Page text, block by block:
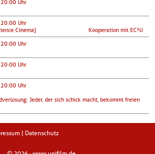
20:00 Uhr
20:00 Uhr
Cinema]
Kooperation mit EC²U
20:00 Uhr
20:00 Uhr
20:00 Uhr
Jeder, der sich schick macht, bekommt freien
| Datenschutz